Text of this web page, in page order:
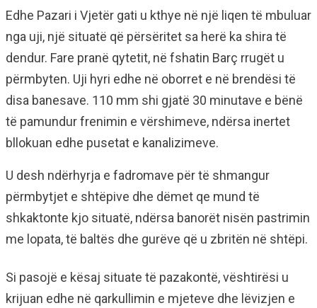
Edhe Pazari i Vjetër gati u kthye në një liqen të mbuluar
nga uji, një situatë që përsëritet sa herë ka shira të
dendur. Fare pranë qytetit, në fshatin Barç rrugët u
përmbyten. Uji hyri edhe në oborret e në brendësi të
disa banesave. 110 mm shi gjatë 30 minutave e bënë
të pamundur frenimin e vërshimeve, ndërsa inertet
bllokuan edhe pusetat e kanalizimeve.
U desh ndërhyrja e fadromave për të shmangur
përmbytjet e shtëpive dhe dëmet qe mund të
shkaktonte kjo situatë, ndërsa banorët nisën pastrimin
me lopata, të baltës dhe gurëve që u zbritën në shtëpi.
Si pasojë e kësaj situate të pazakontë, vështirësi u
krijuan edhe në qarkullimin e mjeteve dhe lëvizjen e